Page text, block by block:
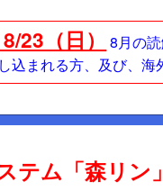
23（日）
8月の
込まれる方、及び、
テム「森リン